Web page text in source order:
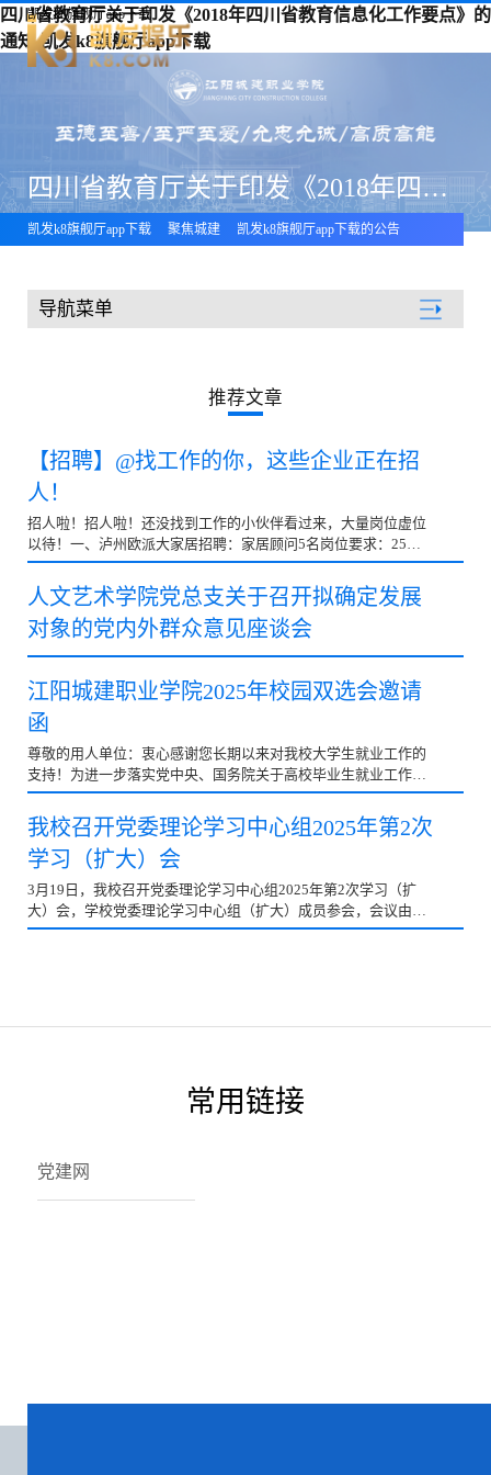
四川省教育厅关于印发《2018年四川省教育信息化工作要点》的
通知-凯发k8旗舰厅app下载
凯发k8旗舰厅app下载
四川省教育厅关于印发《2018年四川省教育信息化工作要点》的通知
凯发k8旗舰厅app下载 聚焦城建 凯发k8旗舰厅app下载的公告
导航菜单
推荐文章
【招聘】@找工作的你，这些企业正在招
人！
招人啦！招人啦！还没找到工作的小伙伴看过来，大量岗位虚位
以待！一、泸州欧派大家居招聘：家居顾问5名岗位要求：25岁
以上，性格开朗，正能量，爱学习；薪资待遇：无责底薪3500
奖励 提成，购买五险，员工食堂，出行专车接送，节假日福利，
超长年假，团队旅游。招聘：储备店长3名岗位要求：性格开
朗，抗压能力强，做过建材相关行业的销售经验优先；薪资待
要求：有家装全案经验，熟练运用行业中的设计软件，能独立谈
单；薪资待遇：5000-20000元/月，购买五险，员工食堂，出行
专车接送，节假日
人文艺术学院党总支关于召开拟确定发展
对象的党内外群众意见座谈会
江阳城建职业学院2025年校园双选会邀请
函
尊敬的用人单位：衷心感谢您长期以来对我校大学生就业工作的
支持！为进一步落实党中央、国务院关于高校毕业生就业工作的
决策部署，持续深化交流合作，强化供需适配，促进毕业生更加
充分更高质量就业，我校决定于2025年4月24日举办“2025年‘聚
力拓岗优服务春季攻坚促就业’校园双选会”，诚邀广大用人单位
莅临我校选聘人才。现将相关事宜函告如下：一、活动组织指导
二、活动地点江阳城建职业学院田径运动场（四川省泸州市龙马
潭区九狮路二段）三、活动时间2025年4月24日星期四上午四、
我校召开党委理论学习中心组2025年第2次
学习（扩大）会
3月19日，我校召开党委理论学习中心组2025年第2次学习（扩
大）会，学校党委理论学习中心组（扩大）成员参会，会议由校
党委书记蒋和平教授主持。△会议现场△学校党委书记蒋和平教
常用链接
党建网